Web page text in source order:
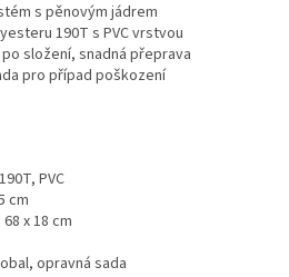
s pěnovým jádrem
190T s PVC vrstvou
složení, snadná přeprava
pro případ poškození
PVC
cm
x 18 cm
opravná sada